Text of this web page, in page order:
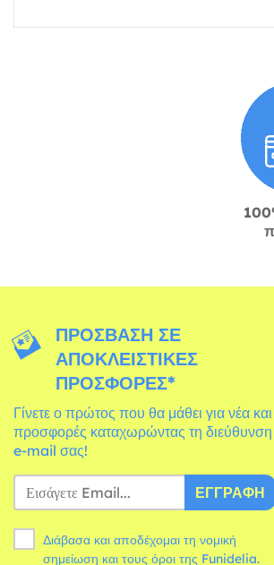
ΠΡΌΣΒΑΣΗ ΣΕ
ΑΠΟΚΛΕΙΣΤΙΚΈΣ
ΠΡΟΣΦΟΡΈΣ*
Γίνετε ο πρώτος που θα μάθει για νέα και
προσφορές καταχωρώντας τη διεύθυνση
e-mail σας!
ΕΓΓΡΑΦΉ
Διάβασα και αποδέχομαι τη νομική
σημείωση και τους όροι της Funidelia.